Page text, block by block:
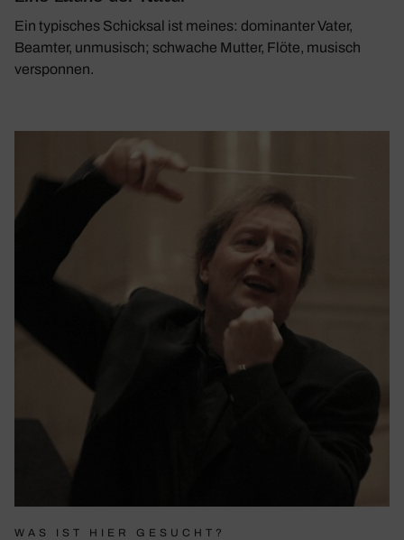
Ein typisches Schicksal ist meines: dominanter Vater,
Beamter, unmusisch; schwache Mutter, Flöte, musisch
versponnen.
WAS IST HIER GESUCHT?